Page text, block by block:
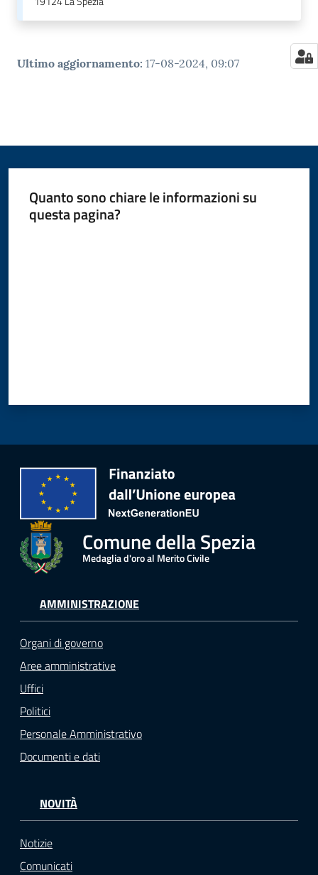
Ultimo aggiornamento: 17-08-2024, 09:07
Quanto sono chiare le informazioni su
questa pagina?
Comune della Spezia
Medaglia d'oro al Merito Civile
AMMINISTRAZIONE
Organi di governo
Aree amministrative
Uffici
Politici
Personale Amministrativo
Documenti e dati
NOVITÀ
Notizie
Comunicati